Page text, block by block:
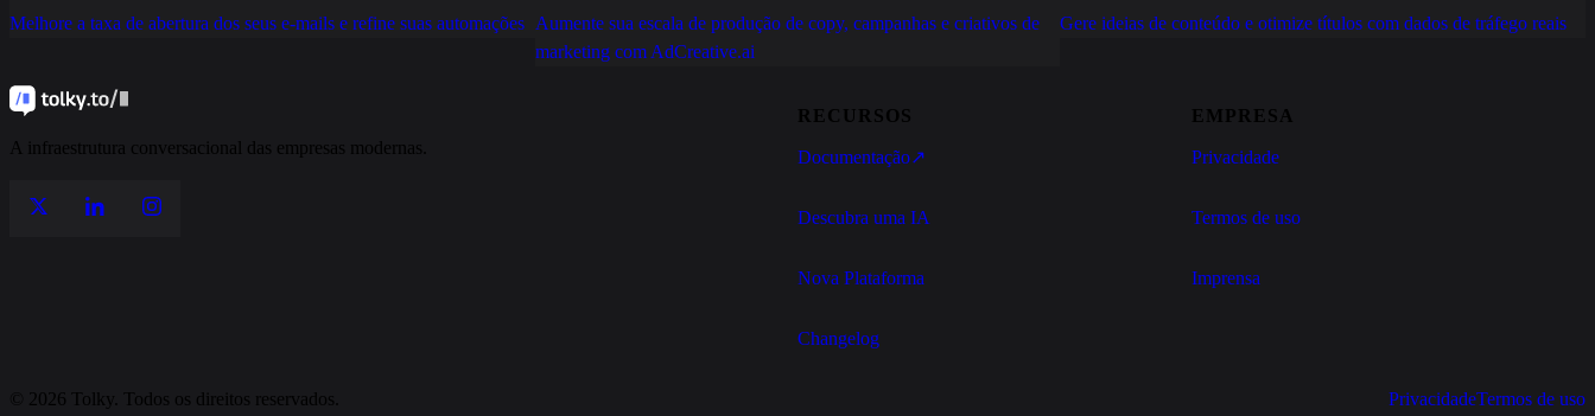
Melhore a taxa de abertura dos seus e-mails e refine suas automações Aumente sua escala de produção de copy, campanhas e criativos de
marketing com AdCreative.ai
Gere ideias de conteúdo e otimize títulos com dados de tráfego reais
A infraestrutura conversacional das empresas modernas.
RECURSOS
Documentação↗
Descubra uma IA
Nova Plataforma
Changelog
EMPRESA
Privacidade
Termos de uso
Imprensa
© 2026 Tolky. Todos os direitos reservados. PrivacidadeTermos de uso